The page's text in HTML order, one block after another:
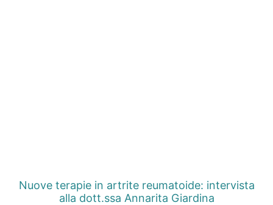
Nuove terapie in artrite reumatoide: intervista
alla dott.ssa Annarita Giardina